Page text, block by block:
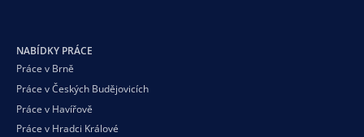
NABÍDKY PRÁCE
Práce v Brně
Práce v Českých Budějovicích
Práce v Havířově
Práce v Hradci Králové